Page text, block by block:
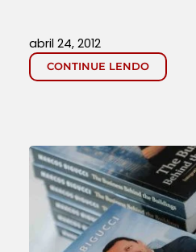
CONTINUE LENDO
abril 24, 2012